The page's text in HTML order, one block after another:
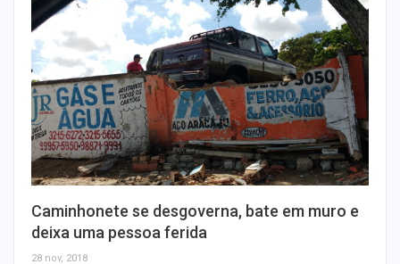
Caminhonete se desgoverna, bate em muro e
deixa uma pessoa ferida
28 nov, 2018